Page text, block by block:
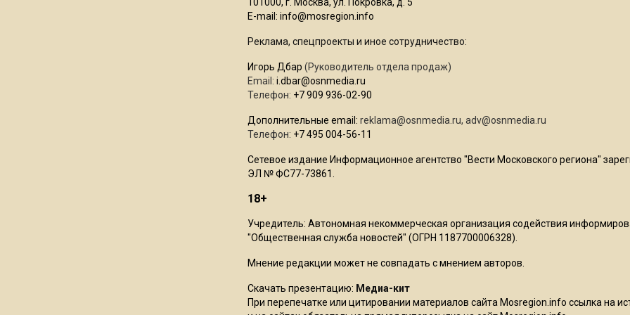
E-mail: info@mosregion.info
Реклама, спецпроекты и иное сотрудничество:
Игорь Дбар (Руководитель отдела продаж)
Email: i.dbar@osnmedia.ru
Телефон: +7 909 936-02-90
Дополнительные email: reklama@osnmedia.ru, adv@osnmedia.ru
Телефон: +7 495 004-56-11
Сетевое издание Информационное агентство "Вести Московского региона"
ЭЛ № ФС77-73861.
18+
Учредитель: Автономная некоммерческая организация содействия
"Общественная служба новостей" (ОГРН 1187700006328).
Мнение редакции может не совпадать с мнением авторов.
Скачать презентацию: Медиа-кит
При перепечатке или цитировании материалов сайта Mosregion.info ссылка на